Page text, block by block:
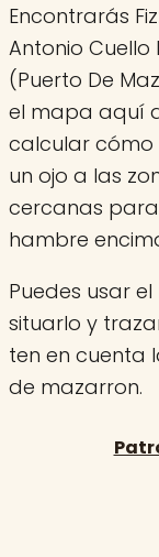
Encontrarás
Antonio Cuello
(Puerto De
el mapa aquí
calcular cómo
un ojo a las
cercanas
hambre
Puedes usar
situarlo y
ten en cuenta
de mazarron.